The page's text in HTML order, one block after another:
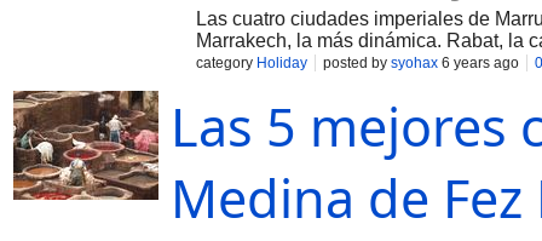
Las cuatro ciudades imperiales de
Marrakech, la más dinámica. Rabat, la
category Holiday posted by syohax 6 years ago
Las 5 mejores
Medina de